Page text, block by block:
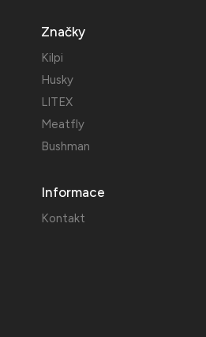
Značky
Kilpi
Husky
LITEX
Meatfly
Bushman
Informace
Kontakt